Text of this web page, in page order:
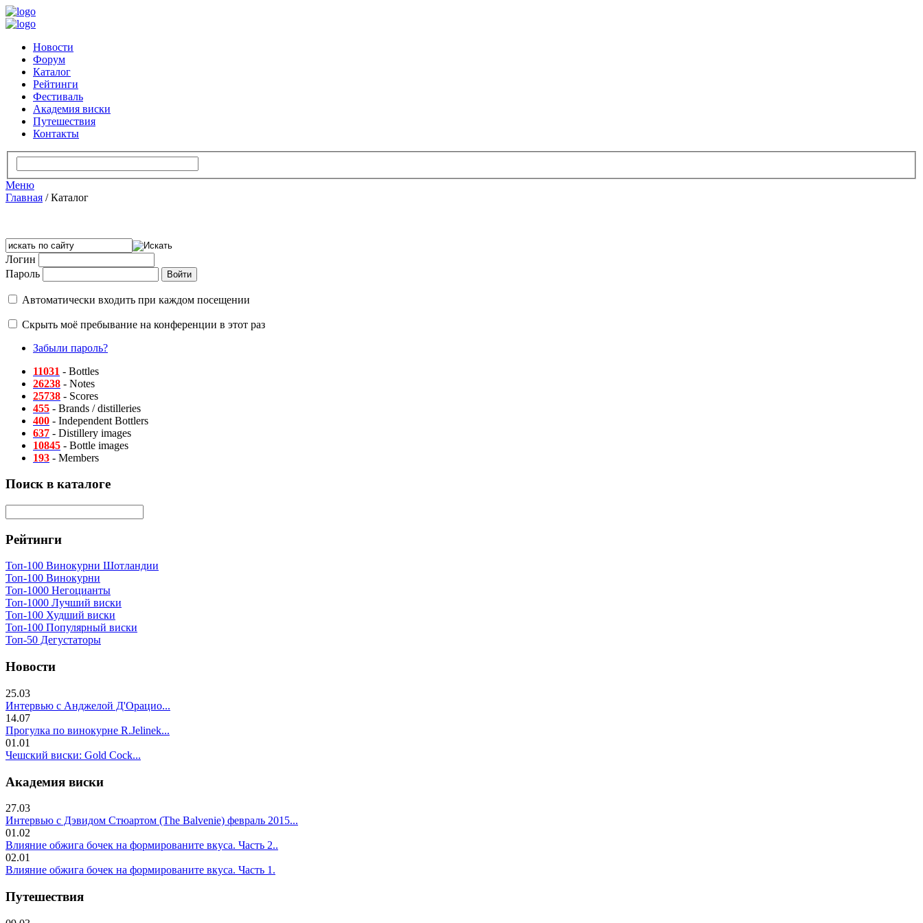
Новости
Форум
Каталог
Рейтинги
Фестиваль
Академия виски
Путешествия
Контакты
Меню
Главная /Каталог
Логин
Пароль
Автоматически входить при каждом посещении
Скрыть моё пребывание на конференции в этот раз
Забыли пароль?
11031 - Bottles
26238 - Notes
25738 - Scores
455 - Brands / distilleries
400 - Independent Bottlers
637 - Distillery images
10845 - Bottle images
193 - Members
Поиск в каталоге
Рейтинги
Топ-100 Винокурни Шотландии
Топ-100 Винокурни
Топ-1000 Негоцианты
Топ-1000 Лучший виски
Топ-100 Худший виски
Топ-100 Популярный виски
Топ-50 Дегустаторы
Новости
25.03
Интервью с Анджелой Д'Орацио...
14.07
Прогулка по винокурне R.Jelinek...
01.01
Чешский виски: Gold Cock...
Академия виски
27.03
Интервью с Дэвидом Стюартом (The Balvenie) февраль 2015...
01.02
Влияние обжига бочек на формированите вкуса. Часть 2..
02.01
Влияние обжига бочек на формированите вкуса. Часть 1.
Путешествия